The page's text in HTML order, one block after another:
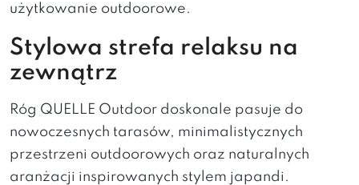
użytkowanie outdoorowe.
Stylowa strefa relaksu na
zewnątrz
Róg QUELLE Outdoor doskonale pasuje do
nowoczesnych tarasów, minimalistycznych
przestrzeni outdoorowych oraz naturalnych
aranżacji inspirowanych stylem japandi.